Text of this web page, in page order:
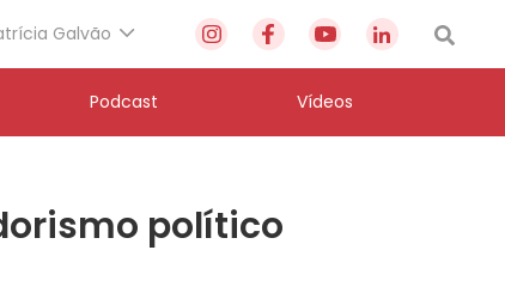
Galvão
Podcast Vídeos
político